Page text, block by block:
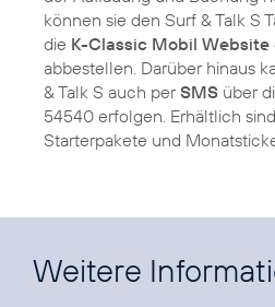
können sie den Surf & Talk S
die K-Classic Mobil Website
abbestellen. Darüber hinaus
& Talk S auch perSMS über
54540 erfolgen. Erhältlich
Starterpakete und
Weitere